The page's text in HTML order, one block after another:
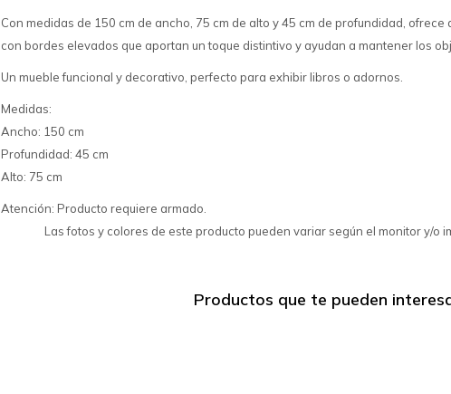
Con medidas de 150 cm de ancho, 75 cm de alto y 45 cm de profundidad,
con bordes elevados que aportan un toque distintivo y ayudan a mantener los
Un mueble funcional y decorativo, perfecto para exhibir libros o adornos.
Medidas:
Ancho: 150 cm
Profundidad: 45 cm
Alto: 75 cm
Atención: Producto requiere armado.
Las fotos y colores de este producto pueden variar según el monitor y/o
Productos que te pueden